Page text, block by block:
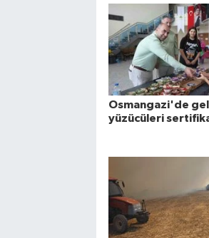
Osmangazi'de
yüzücüleri